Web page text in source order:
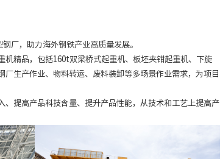
厂，助力海外钢铁产业高质量发展。
精品，包括160t双梁桥式起重机、板坯夹钳起重机、下旋
生产作业、物料转运、废料装卸等多场景作业需求，为项目
提高产品科技含量、提升产品性能，从技术和工艺上提高产